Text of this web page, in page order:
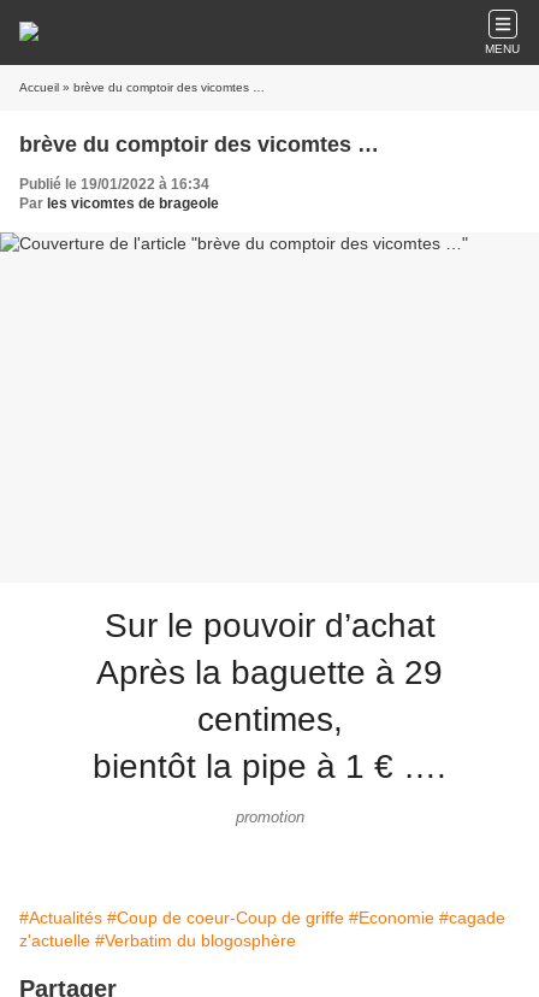
MENU
Accueil » brève du comptoir des vicomtes …
brève du comptoir des vicomtes …
Publié le 19/01/2022 à 16:34
Par les vicomtes de brageole
Sur le pouvoir d’achat
Après la baguette à 29
centimes,
bientôt la pipe à 1 € ….
promotion
#Actualités #Coup de coeur-Coup de griffe #Economie #cagade
z'actuelle #Verbatim du blogosphère
Partager